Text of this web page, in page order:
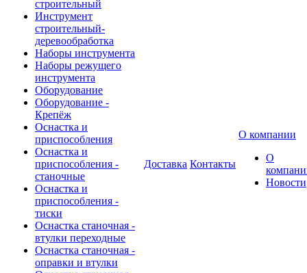
строительный
Инструмент
строительный-
деревообработка
Наборы инструмента
Наборы режущего
инструмента
Оборудование
Оборудование -
Крепёж
Оснастка и
приспособления
Оснастка и
приспособления -
станочные
Оснастка и
приспособления -
тиски
Оснастка станочная -
втулки переходные
Оснастка станочная -
оправки и втулки
Доставка Контакты
О компании
О
Новости